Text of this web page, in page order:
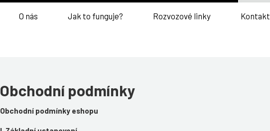
O nás Jak to funguje? Rozvozové linky Kontakt
Obchodní podmínky
Obchodní podmínky eshopu